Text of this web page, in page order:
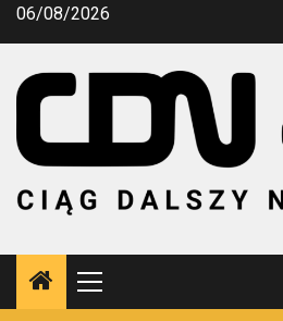
Przejdź
06/08/2026
Menu
główne